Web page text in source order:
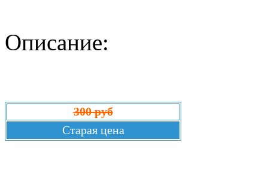
Описание:
300 руб
Старая цена